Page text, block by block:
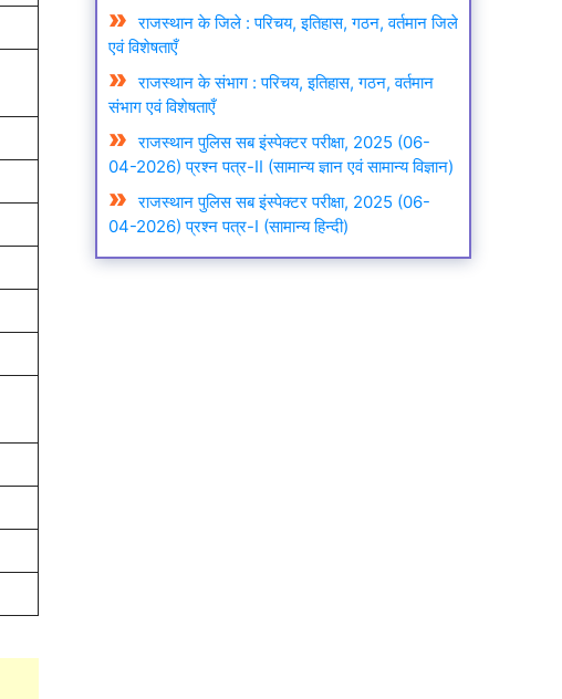
राजस्थान के जिले : परिचय, इतिहास, गठन, वर्तमान जिले
एवं विशेषताएँ
राजस्थान के संभाग : परिचय, इतिहास, गठन, वर्तमान
संभाग एवं विशेषताएँ
राजस्थान पुलिस सब इंस्पेक्टर परीक्षा, 2025 (06-
04-2026) प्रश्न पत्र-II (सामान्य ज्ञान एवं सामान्य विज्ञान)
राजस्थान पुलिस सब इंस्पेक्टर परीक्षा, 2025 (06-
04-2026) प्रश्न पत्र-I (सामान्य हिन्दी)